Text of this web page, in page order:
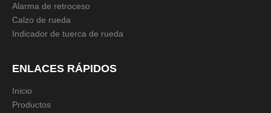
Alarma de retroceso
Calzo de rueda
Indicador de tuerca de rueda
ENLACES RÁPIDOS
Inicio
Productos